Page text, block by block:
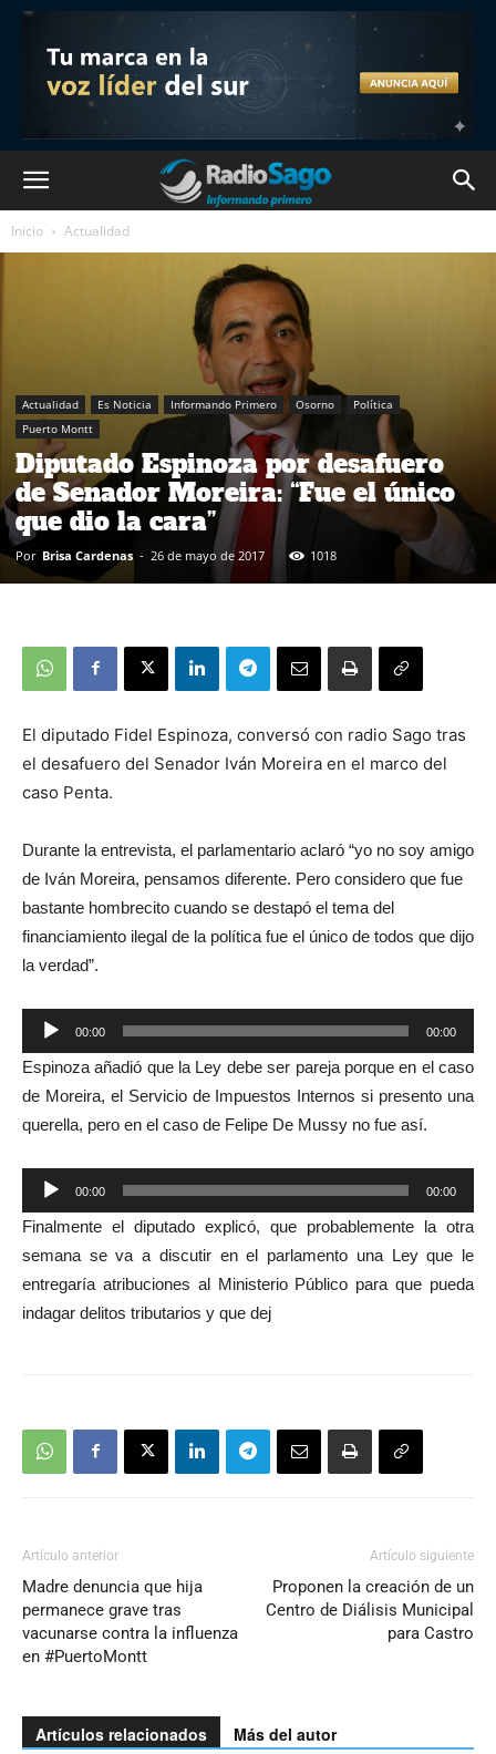
Inicio Actualidad
Actualidad Es Noticia Informando Primero Osorno
Política
Puerto Montt
Diputado Espinoza por desafuero
de Senador Moreira: “Fue el único
que dio la cara”
Por Brisa Cardenas - 26 de mayo de 2017 1018
El diputado Fidel Espinoza, conversó con radio Sago tras
el desafuero del Senador Iván Moreira en el marco del
caso Penta.
Durante la entrevista, el parlamentario aclaró “yo no soy amigo
de Iván Moreira, pensamos diferente. Pero considero que fue
bastante hombrecito cuando se destapó el tema del
financiamiento ilegal de la política fue el único de todos que dijo
la verdad”.
Reproductor
de
audio
00:00 00:00
Espinoza añadió que la Ley debe ser pareja porque en el caso
de Moreira, el Servicio de Impuestos Internos si presento una
querella, pero en el caso de Felipe De Mussy no fue así.
Reproductor
de
audio
00:00 00:00
Finalmente el diputado explicó, que probablemente la otra
semana se va a discutir en el parlamento una Ley que le
entregaría atribuciones al Ministerio Público para que pueda
indagar delitos tributarios y que dej
Artículo anterior
Madre denuncia que hija
permanece grave tras
vacunarse contra la influenza
en #PuertoMontt
Artículo siguiente
Proponen la creación de un
Centro de Diálisis Municipal
para Castro
Artículos relacionados Más del autor